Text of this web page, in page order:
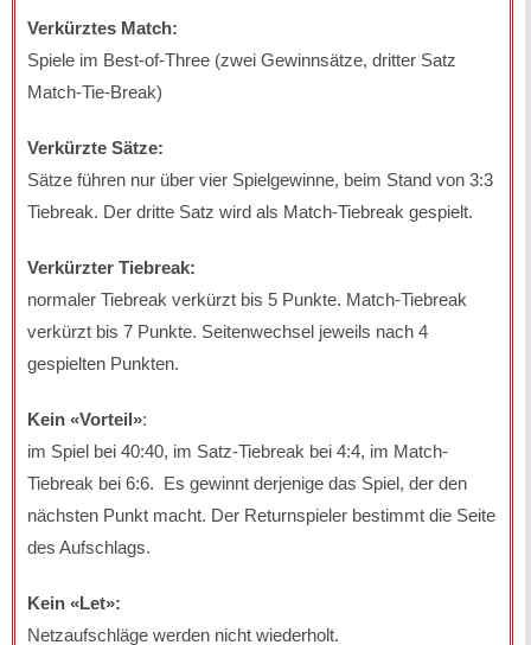
Verkürztes Match:
Spiele im Best-of-Three (zwei Gewinnsätze, dritter Satz
Match-Tie-Break)
Verkürzte Sätze:
Sätze führen nur über vier Spielgewinne, beim Stand von 3:3
Tiebreak. Der dritte Satz wird als Match-Tiebreak gespielt.
Verkürzter Tiebreak:
normaler Tiebreak verkürzt bis 5 Punkte. Match-Tiebreak
verkürzt bis 7 Punkte. Seitenwechsel jeweils nach 4
gespielten Punkten.
Kein «Vorteil»:
im Spiel bei 40:40, im Satz-Tiebreak bei 4:4, im Match-
Tiebreak bei 6:6. Es gewinnt derjenige das Spiel, der den
nächsten Punkt macht. Der Returnspieler bestimmt die Seite
des Aufschlags.
Kein «Let»:
Netzaufschläge werden nicht wiederholt.